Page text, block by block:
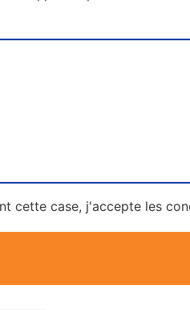
cette case, j'accepte les